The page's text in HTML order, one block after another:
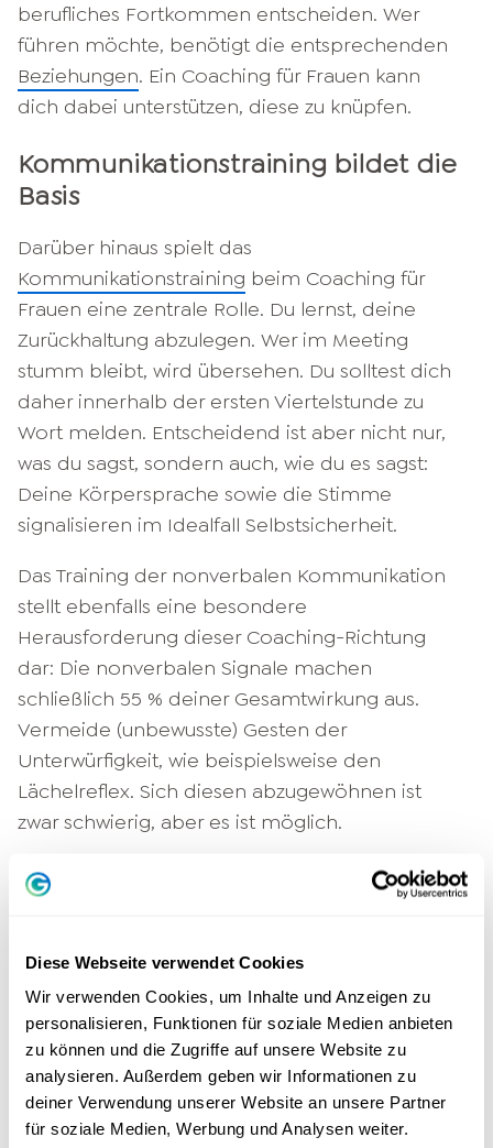
Diese Webseite verwendet Cookies
Wir verwenden Cookies, um Inhalte und Anzeigen zu
personalisieren, Funktionen für soziale Medien anbieten
zu können und die Zugriffe auf unsere Website zu
analysieren. Außerdem geben wir Informationen zu
deiner Verwendung unserer Website an unsere Partner
für soziale Medien, Werbung und Analysen weiter.
berufliches Fortkommen entscheiden. Wer
führen möchte, benötigt die entsprechenden
Beziehungen. Ein Coaching für Frauen kann
dich dabei unterstützen, diese zu knüpfen.
Kommunikationstraining bildet die
Basis
Darüber hinaus spielt das
Kommunikationstraining beim Coaching für
Frauen eine zentrale Rolle. Du lernst, deine
Zurückhaltung abzulegen. Wer im Meeting
stumm bleibt, wird übersehen. Du solltest dich
daher innerhalb der ersten Viertelstunde zu
Wort melden. Entscheidend ist aber nicht nur,
was du sagst, sondern auch, wie du es sagst:
Deine Körpersprache sowie die Stimme
signalisieren im Idealfall Selbstsicherheit.
Das Training der nonverbalen Kommunikation
stellt ebenfalls eine besondere
Herausforderung dieser Coaching-Richtung
dar: Die nonverbalen Signale machen
schließlich 55 % deiner Gesamtwirkung aus.
Vermeide (unbewusste) Gesten der
Unterwürfigkeit, wie beispielsweise den
Lächelreflex. Sich diesen abzugewöhnen ist
zwar schwierig, aber es ist möglich.
Welche Herausforderungen haben
Frauen in Führungspositionen?
Frauen sind im Berufsleben mit besonderen
Herausforderungen konfrontiert. Noch immer
werden Führungseigenschaften wie
Durchsetzungsstärke, Autorität und Dominanz